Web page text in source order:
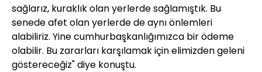
sağlarız, kuraklık olan yerlerde sağlamıştık. Bu
senede afet olan yerlerde de aynı önlemleri
alabiliriz. Yine cumhurbaşkanlığımızca bir ödeme
olabilir. Bu zararları karşılamak için elimizden geleni
göstereceğiz" diye konuştu.